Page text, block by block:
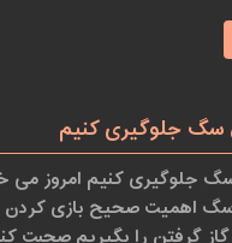
سگ جلوگیری کنیم
جلوگیری کنیم امروز می
اهمیت صحیح بازی کردن